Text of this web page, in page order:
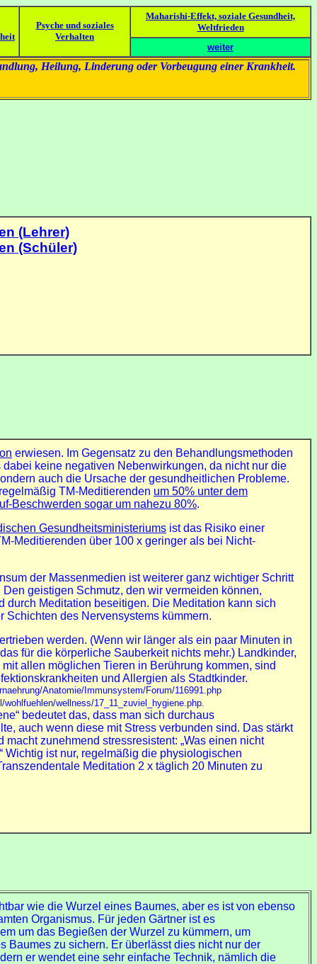
Psyche und soziales
Verhalten
Maharishi-Effekt, soziale Gesundheit,
Weltfrieden
weiter
Heilung, Linderung oder Vorbeugung einer Krankheit.
(Lehrer)
(Schüler)
erwiesen. Im Gegensatz zu den Behandlungsmethoden
keine negativen Nebenwirkungen, da nicht nur die
auch die Ursache der gesundheitlichen Probleme.
TM-Meditierenden um 50% unter dem
Beschwerden sogar um nahezu 80%.
Gesundheitsministeriums ist das Risiko einer
Meditierenden über 100 x geringer als bei Nicht-
der Massenmedien ist weiterer ganz wichtiger Schritt
geistigen Schmutz, den wir vermeiden können,
durch Meditation beseitigen. Die Meditation kann sich
Schichten des Nervensystems kümmern.
werden. (Wenn wir länger als ein paar Minuten in
für die körperliche Sauberkeit nichts mehr.) Landkinder,
allen möglichen Tieren in Berührung kommen, sind
und Allergien als Stadtkinder.
Anatomie/Immunsystem/Forum/116991.php
wellness/17_11_zuviel_hygiene.php.
bedeutet das, dass man sich durchaus
auch wenn diese mit Stress verbunden sind. Das stärkt
macht zunehmend stressresistent: „Was einen nicht
Wichtig ist nur, regelmäßig die physiologischen
Meditation 2 x täglich 20 Minuten zu
wie die Wurzel eines Baumes, aber es ist von ebenso
Organismus. Für jeden Gärtner ist es
um das Begießen der Wurzel zu kümmern, um
Baumes zu sichern. Er überlässt dies nicht nur der
er wendet eine sehr einfache Technik, nämlich die